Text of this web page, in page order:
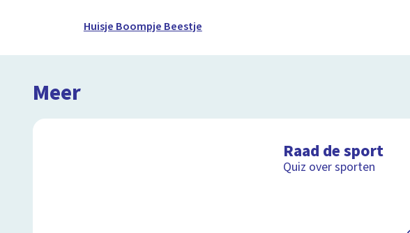
Huisje Boompje Beestje
Meer
Raad de sport
Quiz over sporten